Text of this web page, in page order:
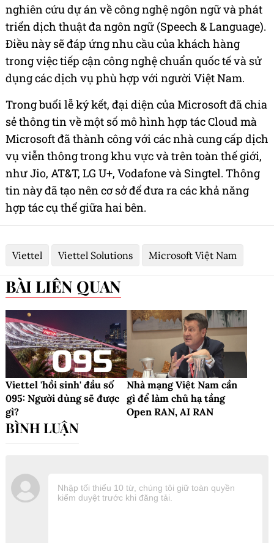
nghiên cứu dự án về công nghệ ngôn ngữ và phát
triển dịch thuật đa ngôn ngữ (Speech & Language).
Điều này sẽ đáp ứng nhu cầu của khách hàng
trong việc tiếp cận công nghệ chuẩn quốc tế và sử
dụng các dịch vụ phù hợp với người Việt Nam.
Trong buổi lễ ký kết, đại diện của Microsoft đã chia
sẻ thông tin về một số mô hình hợp tác Cloud mà
Microsoft đã thành công với các nhà cung cấp dịch
vụ viễn thông trong khu vực và trên toàn thế giới,
như Jio, AT&T, LG U+, Vodafone và Singtel. Thông
tin này đã tạo nên cơ sở để đưa ra các khả năng
hợp tác cụ thể giữa hai bên.
Viettel Viettel Solutions Microsoft Việt Nam
BÀI LIÊN QUAN
Viettel 'hồi sinh' đầu số
095: Người dùng sẽ được
gì?
Nhà mạng Việt Nam cần
gì để làm chủ hạ tầng
Open RAN, AI RAN